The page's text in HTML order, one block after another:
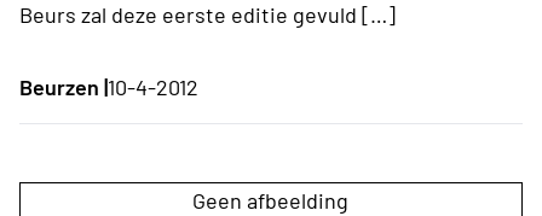
Beurs zal deze eerste editie gevuld […]
Beurzen |10-4-2012
Geen afbeelding